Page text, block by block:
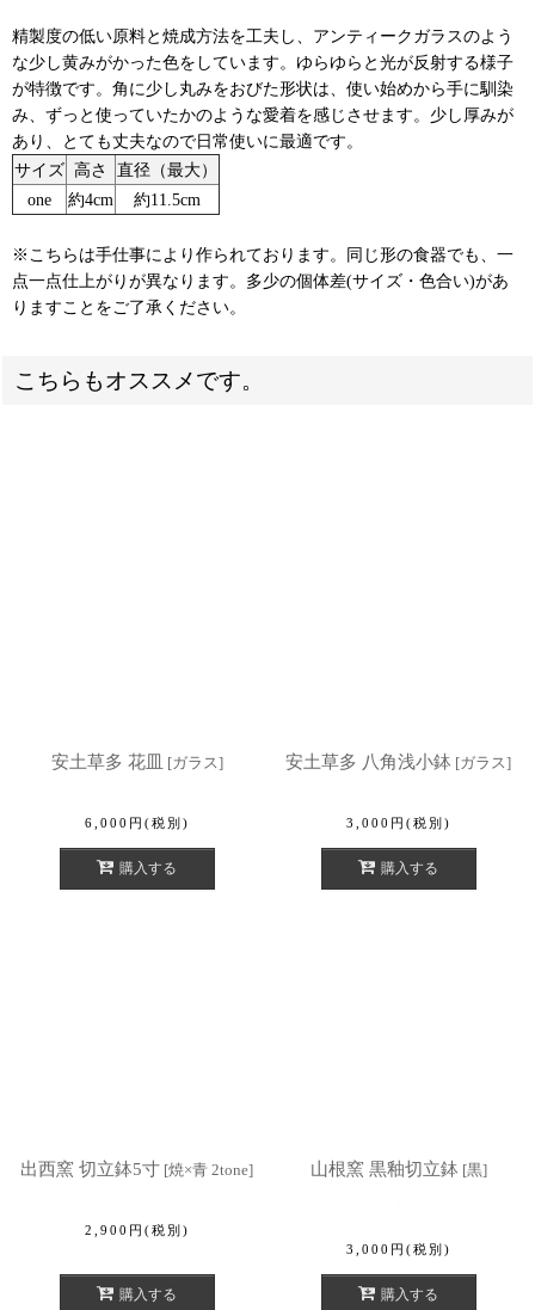
精製度の低い原料と焼成方法を工夫し、アンティークガラスのよう
な少し黄みがかった色をしています。ゆらゆらと光が反射する様子
が特徴です。角に少し丸みをおびた形状は、使い始めから手に馴染
み、ずっと使っていたかのような愛着を感じさせます。少し厚みが
あり、とても丈夫なので日常使いに最適です。
サイズ 高さ
直径（最大）
one
約4cm 約11.5cm
※こちらは手仕事により作られております。同じ形の食器でも、一
点一点仕上がりが異なります。多少の個体差(サイズ・色合い)があ
りますことをご了承ください。
こちらもオススメです。
安土草多 花皿 [ガラス]
6,000 円 (税別)
購入する
安土草多 八角浅小鉢 [ガラス]
3,000 円 (税別)
購入する
出西窯 切立鉢5寸 [焼×青 2tone]
2,900 円 (税別)
購入する
山根窯 黒釉切立鉢 [黒]
3,000 円 (税別)
購入する